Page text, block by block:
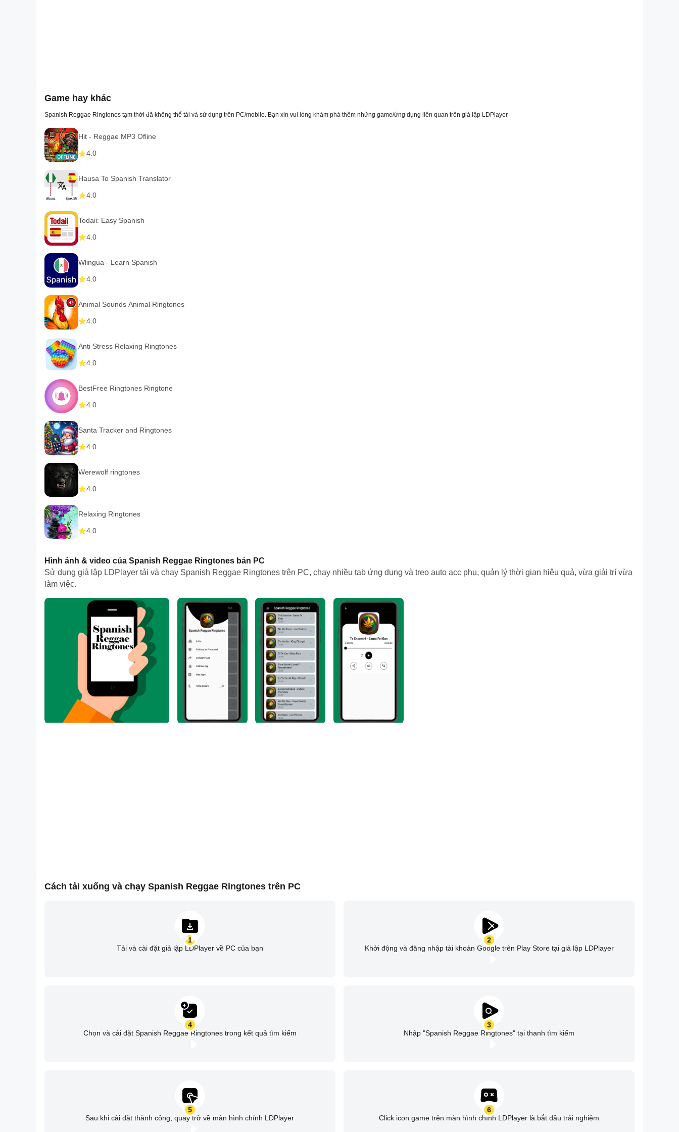
Game hay khác
Spanish Reggae Ringtones tạm thời đã không thể tải và sử dụng trên PC/mobile. Bạn xin vui lòng khám phá thêm những game/ứng dụng liên quan trên giả lập LDPlayer
Hit - Reggae MP3 Ofline
4.0
Hausa To Spanish Translator
4.0
Todaii: Easy Spanish
4.0
Wlingua - Learn Spanish
4.0
Animal Sounds Animal Ringtones
4.0
Anti Stress Relaxing Ringtones
4.0
BestFree Ringtones Ringtone
4.0
Santa Tracker and Ringtones
4.0
Werewolf ringtones
4.0
Relaxing Ringtones
4.0
Hình ảnh & video của Spanish Reggae Ringtones bản PC
Sử dụng giả lập LDPlayer tải và chạy Spanish Reggae Ringtones trên PC, chạy nhiều tab ứng dụng và treo auto acc phụ, quản lý thời gian hiệu quả, vừa giải trí vừa
làm việc.
Cách tải xuống và chạy Spanish Reggae Ringtones trên PC
1
Tải và cài đặt giả lập LDPlayer về PC của bạn
2
Khởi động và đăng nhập tài khoản Google trên Play Store tại giả lập LDPlayer
3
Nhập "Spanish Reggae Ringtones" tại thanh tìm kiếm
4
Chọn và cài đặt Spanish Reggae Ringtones trong kết quả tìm kiếm
5
Sau khi cài đặt thành công, quay trở về màn hình chính LDPlayer
6
Click icon game trên màn hình chính LDPlayer là bắt đầu trải nghiệm